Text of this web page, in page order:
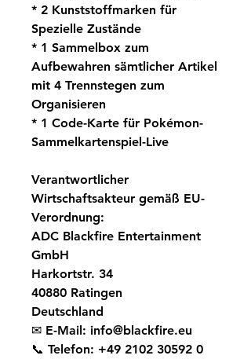
* 2 Kunststoffmarken für
Spezielle Zustände
* 1 Sammelbox zum
Aufbewahren sämtlicher Artikel
mit 4 Trennstegen zum
Organisieren
* 1 Code-Karte für Pokémon-
Sammelkartenspiel-Live
Verantwortlicher
Wirtschaftsakteur gemäß EU-
Verordnung:
ADC Blackfire Entertainment
GmbH
Harkortstr. 34
40880 Ratingen
Deutschland
✉ E-Mail: info@blackfire.eu
📞 Telefon: +49 2102 30592 0